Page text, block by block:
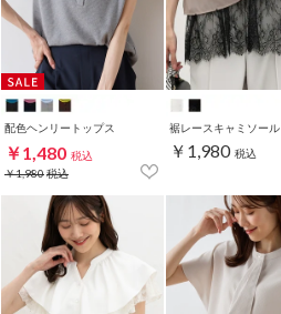
配色ヘンリートップス
￥1,480 税込
￥1,980税込
裾レースキャミソール
￥1,980 税込